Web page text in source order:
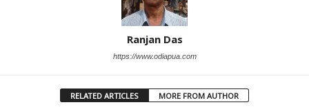
Ranjan Das
https://www.odiapua.com
RELATED ARTICLES MORE FROM AUTHOR